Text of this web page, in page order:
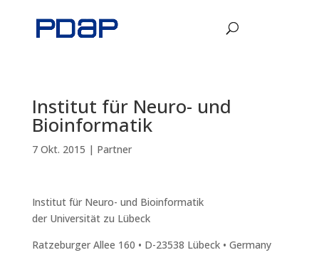
Institut für Neuro- und
Bioinformatik
7 Okt. 2015 | Partner
Institut für Neuro- und Bioinformatik
der Universität zu Lübeck
Ratzeburger Allee 160 • D-23538 Lübeck • Germany